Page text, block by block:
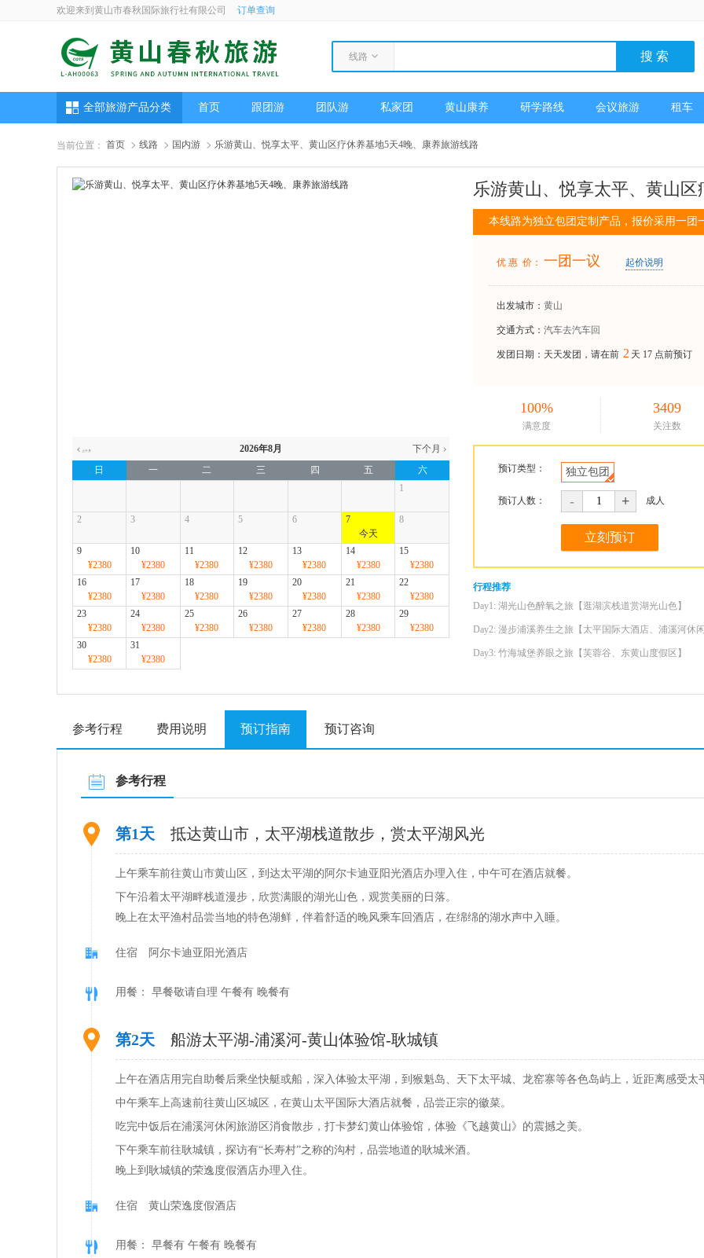
欢迎来到黄山市春秋国际旅行社有限公司 订单查询
线路
全部旅游产品分类 首页 跟团游 团队游 私家团 黄山康养 研学路线 会议旅游 租车
当前位置： 首页 线路 国内游 乐游黄山、悦享太平、黄山区疗休养基地5天4晚、康养旅游线路
2026年8月
日
一 二 三 四 五
六
1
2 3 4 5 6 7 8
9
¥2380
10
¥2380
11
¥2380
12
¥2380
13
¥2380
14
¥2380
15
¥2380
16
¥2380
17
¥2380
18
¥2380
19
¥2380
20
¥2380
21
¥2380
22
¥2380
23
¥2380
24
¥2380
25
¥2380
26
¥2380
27
¥2380
28
¥2380
29
¥2380
30
¥2380
31
¥2380
乐游黄山、悦享太平、黄山
本线路为独立包团定制产品，报价采用一
优 惠 价： 一团一议 起价说明
出发城市： 黄山
交通方式： 汽车去汽车回
发团日期：天天发团，请在前 2 天 17 点前预订
100%
满意度
3409
关注数
预订类型： 独立包团
预订人数： - + 成人
行程推荐
Day1: 湖光山色醉氧之旅【逛湖滨栈道赏湖光山色】
Day2: 漫步浦溪养生之旅【太平国际大酒店、浦溪河休
Day3: 竹海城堡养眼之旅【芙蓉谷、东黄山度假区】
Day5: 亲近山水休闲之旅【翡翠谷、翡翠人家、九龙瀑
参考行程 费用说明 预订指南 预订咨询
参考行程
第1天 抵达黄山市，太平湖栈道散步，赏太平湖风光
上午乘车前往黄山市黄山区，到达太平湖的阿尔卡迪亚阳光酒店办理入住，中午可在酒店就餐。
下午沿着太平湖畔栈道漫步，欣赏满眼的湖光山色，观赏美丽的日落。
晚上在太平渔村品尝当地的特色湖鲜，伴着舒适的晚风乘车回酒店，在绵绵的湖水声中入睡。
住宿 阿尔卡迪亚阳光酒店
用餐： 早餐敬请自理 午餐有 晚餐有
第2天 船游太平湖-浦溪河-黄山体验馆-耿城镇
上午在酒店用完自助餐后乘坐快艇或船，深入体验太平湖，到猴魁岛、天下太平城、龙窑寨等各色岛屿上，近距离感受太
中午乘车上高速前往黄山区城区，在黄山太平国际大酒店就餐，品尝正宗的徽菜。
吃完中饭后在浦溪河休闲旅游区消食散步，打卡梦幻黄山体验馆，体验《飞越黄山》的震撼之美。
下午乘车前往耿城镇，探访有“长寿村”之称的沟村，品尝地道的耿城米酒。
晚上到耿城镇的荣逸度假酒店办理入住。
住宿 黄山荣逸度假酒店
用餐： 早餐有 午餐有 晚餐有